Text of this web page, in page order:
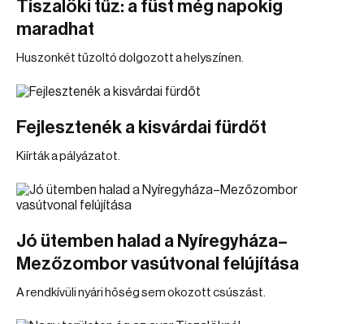
Tiszalöki tűz: a füst még napokig
maradhat
Huszonkét tűzoltó dolgozott a helyszínen.
Fejlesztenék a kisvárdai fürdőt
Kiírták a pályázatot.
Jó ütemben halad a Nyíregyháza–
Mezőzombor vasútvonal felújítása
A rendkívüli nyári hőség sem okozott csúszást.